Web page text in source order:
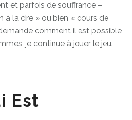
et parfois de souffrance –
à la cire » ou bien « cours de
comment il est possible
je continue à jouer le jeu.
Est